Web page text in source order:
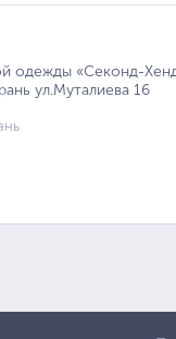
одежды «Секонд-
ул.Муталиева 16